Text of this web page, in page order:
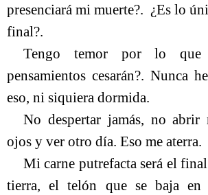
presenciará mi muerte?. ¿Es lo
final?.
Tengo temor por lo que
pensamientos cesarán?. Nunca
eso, ni siquiera dormida.
No despertar jamás, no abrir
ojos y ver otro día. Eso me aterra.
Mi carne putrefacta será el
tierra, el telón que se baja en